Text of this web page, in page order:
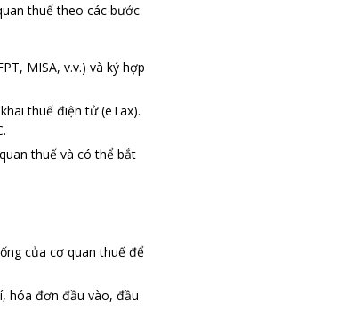
thuế theo các bước
MISA, v.v.) và ký hợp
thuế điện tử (eTax).
thuế và có thể bắt
của cơ quan thuế để
hóa đơn đầu vào, đầu